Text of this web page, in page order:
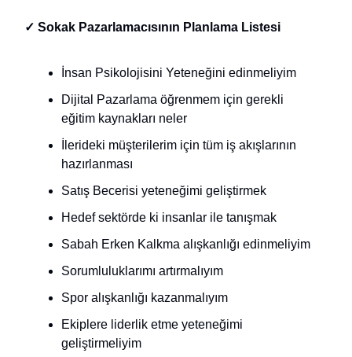
✓ Sokak Pazarlamacısının Planlama Listesi
İnsan Psikolojisini Yeteneğini edinmeliyim
Dijital Pazarlama öğrenmem için gerekli
eğitim kaynakları neler
İlerideki müşterilerim için tüm iş akışlarının
hazırlanması
Satış Becerisi yeteneğimi geliştirmek
Hedef sektörde ki insanlar ile tanışmak
Sabah Erken Kalkma alışkanlığı edinmeliyim
Sorumluluklarımı artırmalıyım
Spor alışkanlığı kazanmalıyım
Ekiplere liderlik etme yeteneğimi
geliştirmeliyim